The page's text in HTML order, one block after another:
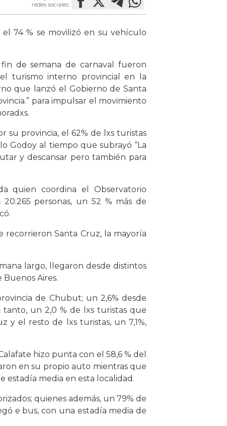
redes sociales:
74 % se movilizó en su vehículo
de semana de carnaval fueron
turismo interno provincial en la
que lanzó el Gobierno de Santa
para impulsar el movimiento
su provincia, el 62% de lxs turistas
Godoy al tiempo que subrayó “La
y descansar pero también para
quien coordina el Observatorio
personas, un 52 % más de
recorrieron Santa Cruz, la mayoría
largo, llegaron desde distintos
Aires.
de Chubut; un 2,6% desde
tanto, un 2,0 % de lxs turistas que
y el resto de lxs turistas, un 7,1%,
hizo punta con el 58,6 % del
en su propio auto mientras que
estadía media en esta localidad.
quienes además, un 79% de
e bus, con una estadía media de